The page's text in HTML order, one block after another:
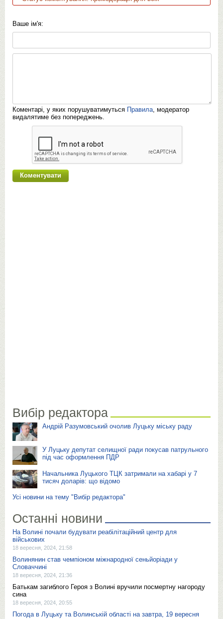
Ваше ім'я:
Коментарі, у яких порушуватимуться Правила , модератор
видалятиме без попереджень.
Вибір редактора
Андрій Разумовський очолив Луцьку міську раду
У Луцьку депутат селищної ради покусав патрульного
під час оформлення ПДР
Начальника Луцького ТЦК затримали на хабарі у 7
тисяч доларів: що відомо
Усі новини на тему "Вибір редактора"
Останні новини
На Волині почали будувати реабілітаційний центр для
військових
18 вересня, 2024, 21:58
Волинянин став чемпіоном міжнародної сеньйоріади у
Словаччині
18 вересня, 2024, 21:36
Батькам загиблого Героя з Волині вручили посмертну нагороду
сина
18 вересня, 2024, 20:55
Погода в Луцьку та Волинській області на завтра, 19 вересня